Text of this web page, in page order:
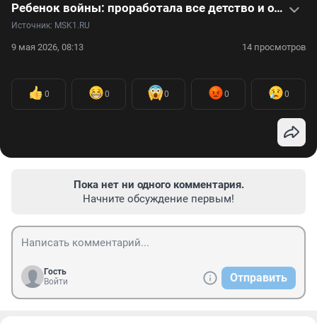
Ребенок войны: проработала все детство и одной из первых узнала о Победе
Источник: MSK1.RU
9 мая 2026, 08:13 14 просмотров
0 0 0 0 0
Пока нет ни одного комментария.
Начните обсуждение первым!
Гость
Войти
Отправить